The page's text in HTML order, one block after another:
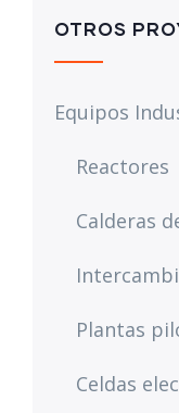
OTROS
Equipos
Reactores
Calderas
Plantas
Celdas